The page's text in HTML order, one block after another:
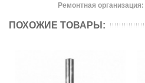
Ремонтная организация:
ПОХОЖИЕ ТОВАРЫ: